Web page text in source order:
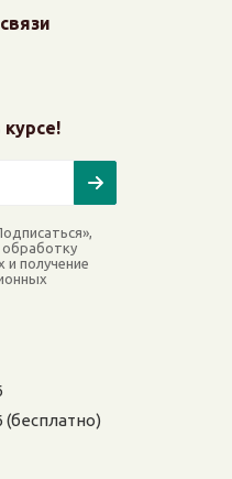
обработку
и получение
(бесплатно)